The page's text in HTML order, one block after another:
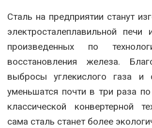
Сталь на предприятии станут
электросталеплавильной печи
произведенных по
восстановления железа.
выбросы углекислого газа и
уменьшатся почти в три раза
классической конвертерной
сама сталь станет более